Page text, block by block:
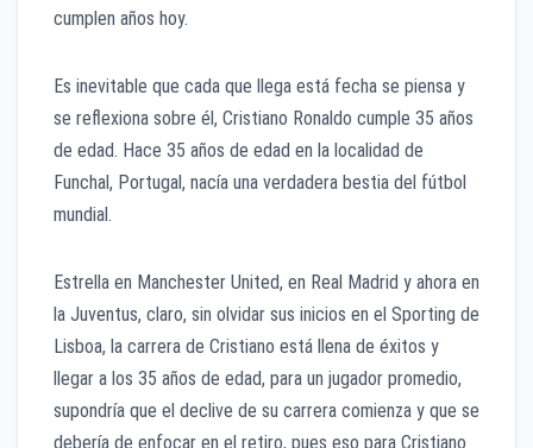
cumplen años hoy.
Es inevitable que cada que llega está fecha se piensa y
se reflexiona sobre él, Cristiano Ronaldo cumple 35 años
de edad. Hace 35 años de edad en la localidad de
Funchal, Portugal, nacía una verdadera bestia del fútbol
mundial.
Estrella en Manchester United, en Real Madrid y ahora en
la Juventus, claro, sin olvidar sus inicios en el Sporting de
Lisboa, la carrera de Cristiano está llena de éxitos y
llegar a los 35 años de edad, para un jugador promedio,
supondría que el declive de su carrera comienza y que se
debería de enfocar en el retiro, pues eso para Cristiano